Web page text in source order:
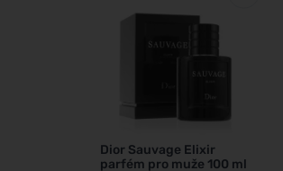
Dior Sauvage Elixir
parfém pro muže 100 ml